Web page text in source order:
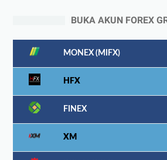
BUKA AKUN FOREX
MONEX (MIFX)
HFX
FINEX
XM